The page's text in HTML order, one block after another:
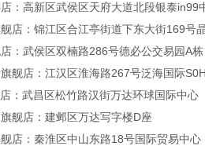
：高新区武侯区天府大道北段银泰in99
店：锦江区合江亭街道下东大街169号
：武侯区双楠路286号德必公交易园A栋
舰店：江汉区淮海路267号泛海国际
：武昌区松竹路汉街万达环球国际中心
舰店：建邺区万达写字楼D座
店：秦淮区中山东路18号国际贸易中心